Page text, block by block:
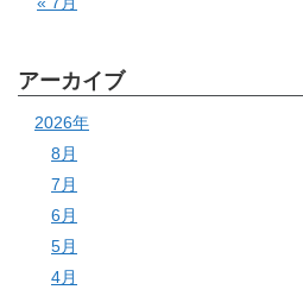
アーカイブ
2026年
8月
7月
6月
5月
4月